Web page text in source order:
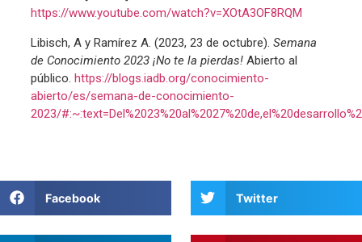
https://www.youtube.com/watch?v=XOtA3OF8RQM
Libisch, A y Ramírez A. (2023, 23 de octubre). Semana
de Conocimiento 2023 ¡No te la pierdas! Abierto al
público. https://blogs.iadb.org/conocimiento-
abierto/es/semana-de-conocimiento-
2023/
Facebook Twitter